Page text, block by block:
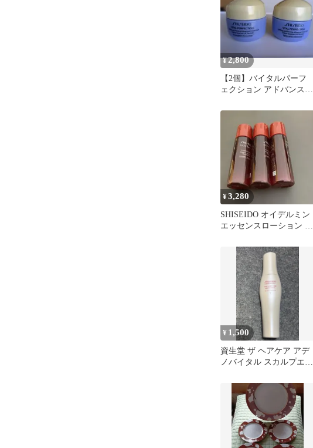
¥2,800
【2個】バイタルパーフ
ェクション アドバンスク
¥3,280
SHISEIDO オイデルミン
エッセンスローション 特
¥ 1,500
資生堂 ザ ヘアケア アデ
ノバイタル スカルプエッ